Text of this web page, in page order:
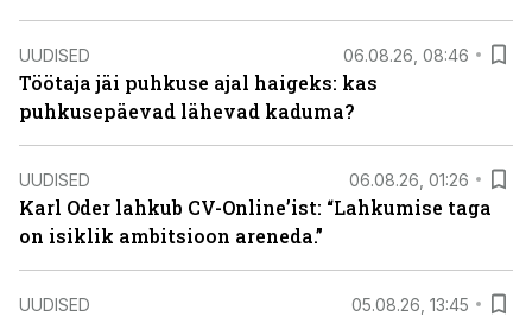
UUDISED 06.08.26, 08:46
Töötaja jäi puhkuse ajal haigeks: kas
puhkusepäevad lähevad kaduma?
UUDISED 06.08.26, 01:26
Karl Oder lahkub CV-Online’ist: “Lahkumise taga
on isiklik ambitsioon areneda.”
UUDISED 05.08.26, 13:45